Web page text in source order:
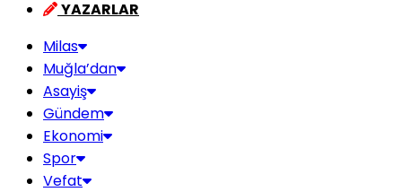
YAZARLAR
Milas
Muğla’dan
Asayiş
Gündem
Ekonomi
Spor
Vefat